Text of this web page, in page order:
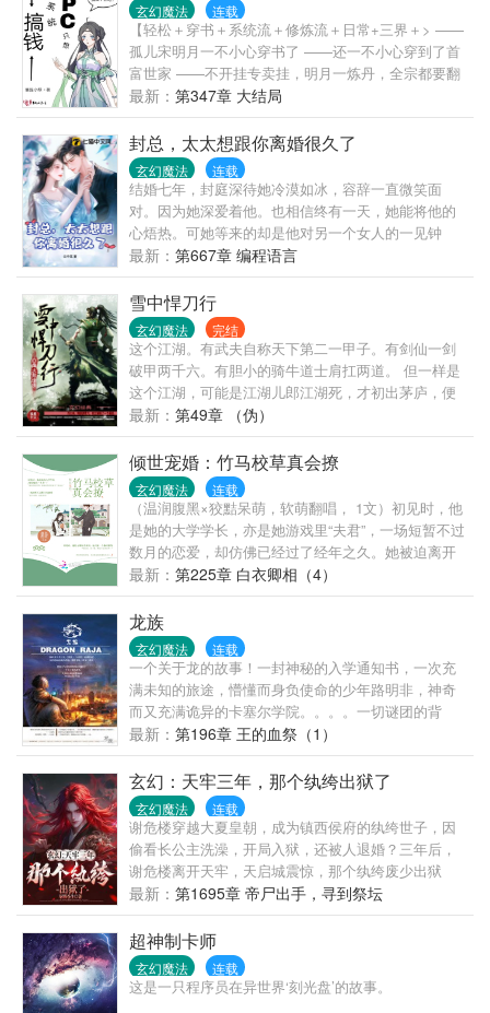
玄幻魔法 连载
【轻松＋穿书＋系统流＋修炼流＋日常+三界＋> ——
孤儿宋明月一不小心穿书了 ——还一不小心穿到了首
富世家 ——不开挂专卖挂，明月一炼丹，全宗都要翻
——从此以后，宋明月带着250系统做任务，开启致富
之路 ——人生一定要有梦想，就算是要做最有钱的那
一个> ——人生不能没目标，挣他一个亿！ ——先定
一个小目标，挣他一个亿！
—————————————— “老爷！” “讲。” “您已
经关了小姐三天了！” “哦？那么她，认错了？” “不，小
姐带着五十两逃跑了！”
最新： 第347章 大结局
封总，太太想跟你离婚很久了
玄幻魔法 连载
结婚七年，封庭深待她冷漠如冰，容辞一直微笑面
对。因为她深爱着他。也相信终有一天，她能将他的
心焐热。可她等来的却是他对另一个女人的一见钟
情，呵护备至。她依旧苦苦坚守他们的婚姻。直到她
生日当天，千里迢迢飞国外找他和女儿，他却带着女
儿去陪那个女人，丢她一个人独守空房。她终于彻底
死心。看着亲手带大的女儿要别的女人做她妈妈，容
辞也不再心疼。拟好离婚协议，放弃抚养权，她潇洒
离去，从此对他们父女不闻不问，坐等离婚证办下
来。放弃家庭，回归事业，昔日被所有人看不起的她
轻易挣得过千亿的身家。然而她左等右等，离婚证没
办下来不说，昔日不愿回家的男人回家次数却越来越
频繁，对她也越粘越紧。得知她要离婚，向来矜贵冷
漠的男人将她堵在墙角：“离婚？不可能的事。”
最新： 第667章 编程语言
雪中悍刀行
玄幻魔法 完结
这个江湖。有武夫自称天下第二一甲子。有剑仙一剑
破甲两千六。有胆小的骑牛道士肩扛两道。 但一样是
这个江湖，可能是江湖儿郎江湖死，才初出茅庐，便
淹死在江湖中。可能对一个未入江湖的稚童来说，抱
住了一柄刀，便是抱住了整座江湖。 而主角，一刀将
江湖捅了个透！ 临了，喊一声：小二，上酒~
最新： 第49章 （伪）
倾世宠婚：竹马校草真会撩
玄幻魔法 连载
（温润腹黑×狡黠呆萌，软萌翻唱， 1文）初见时，他
是她的大学学长，亦是她游戏里“夫君”，一场短暂不过
数月的恋爱，却仿佛已经过了经年之久。她被迫离开
他，却不想，有些事，容不得她改变。 再见时，他是
金牌配音演员，她只是一个翻唱新秀。因一首剧情歌
意外相遇，她看见他慌忙想逃。却被他一把拽住，将
她逼至角落，欺身而上，彼时的他眼中波光潋滟，却
是轻声说了了一句，“陆长欢，这一世，我定不会再放
手！”
最新： 第225章 白衣卿相（4）
龙族
玄幻魔法 连载
一个关于龙的故事！一封神秘的入学通知书，一次充
满未知的旅途，懵懂而身负使命的少年路明非，神奇
而又充满诡异的卡塞尔学院。。。。一切谜团的背
后，隐隐透出远古的身影事讲叙了少年路明非在申请
国外大学时收到了来自芝加哥大学塞尔学院的邀请
函，随着路明非同学坐上去往芝加哥的秘密快车，关
于
最新： 第196章 王的血祭（1）
玄幻：天牢三年，那个纨绔出狱了
玄幻魔法 连载
谢危楼穿越大夏皇朝，成为镇西侯府的纨绔世子，因
偷看长公主洗澡，开局入狱，还被人退婚？三年后，
谢危楼离开天牢，天启城震惊，那个纨绔废少出狱
了！只是下狱三年，家竟然被偷了？这还得了！人生
如戏，全看演技，白天他是世人眼中的好色成性的纨
绔子弟，到了夜晚，面具之下，杀机浮现，三尺青
锋，染尽鲜血，谁敢不服，一剑诛杀。阴谋诡计、尔
虞我诈？在我面前，都是小把戏罢了。扮猪吃虎、算
计各方。谁敢放肆，让你怎么死都不知道。天启城
最新： 第1695章 帝尸出手，寻到祭坛
超神制卡师
玄幻魔法 连载
这是一只程序员在异世界‘刻光盘’的故事。